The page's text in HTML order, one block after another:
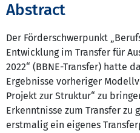
Abstract
Der Förderschwerpunkt
Entwicklung im Transfer für
2022“ (BBNE-Transfer) hatte
Ergebnisse vorheriger
Projekt zur Struktur“ zu
Erkenntnisse zum Transfer zu
erstmalig ein eigenes